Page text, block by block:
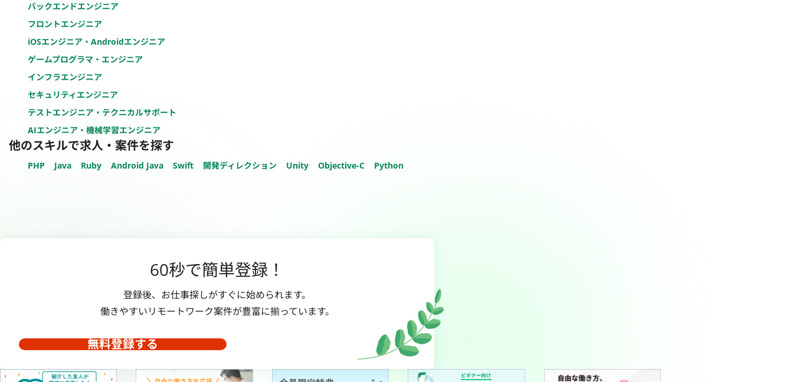
バックエンドエンジニア
フロントエンジニア
iOSエンジニア・Androidエンジニア
ゲームプログラマ・エンジニア
インフラエンジニア
セキュリティエンジニア
テストエンジニア・テクニカルサポート
AIエンジニア・機械学習エンジニア
他のスキルで求人・案件を探す
PHP Java Ruby Android Java Swift 開発ディレクション Unity Objective-C Python
60秒で簡単登録！
登録後、お仕事探しがすぐに始められます。
働きやすいリモートワーク案件が豊富に揃っています。
無料登録する